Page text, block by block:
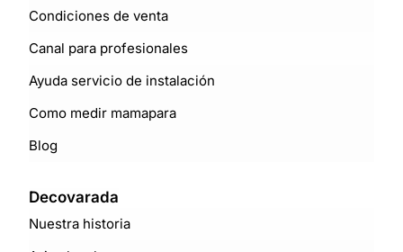
Condiciones de venta
Canal para profesionales
Ayuda servicio de instalación
Como medir mamapara
Blog
Decovarada
Nuestra historia